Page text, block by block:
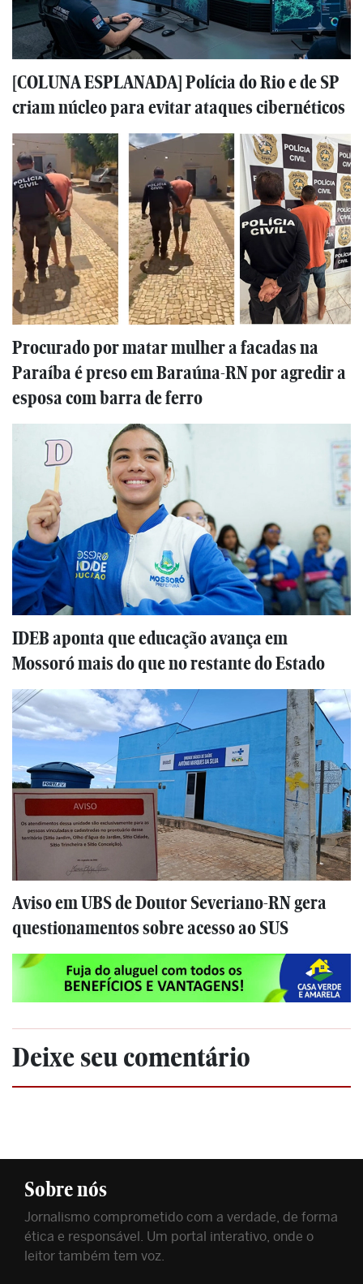
[COLUNA ESPLANADA] Polícia do Rio e de SP
criam núcleo para evitar ataques cibernéticos
Procurado por matar mulher a facadas na
Paraíba é preso em Baraúna-RN por agredir a
esposa com barra de ferro
IDEB aponta que educação avança em
Mossoró mais do que no restante do Estado
Aviso em UBS de Doutor Severiano-RN gera
questionamentos sobre acesso ao SUS
Deixe seu comentário
Sobre nós
Jornalismo comprometido com a verdade, de forma
ética e responsável. Um portal interativo, onde o
leitor também tem voz.